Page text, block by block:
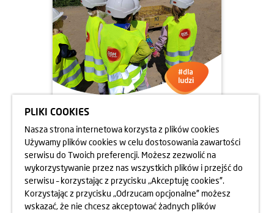
13.06.2025
UCZNIOWIE NA BUDOWIE
OSIEDLA RAPSODIA
dowiedz się więcej
PLIKI COOKIES
Nasza strona internetowa korzysta z plików cookies
Używamy plików cookies w celu dostosowania zawartości
serwisu do Twoich preferencji. Możesz zezwolić na
wykorzystywanie przez nas wszystkich plików i przejść do
serwisu – korzystając z przycisku „Akceptuję cookies”.
Korzystając z przycisku „Odrzucam opcjonalne” możesz
wskazać, że nie chcesz akceptować żadnych plików